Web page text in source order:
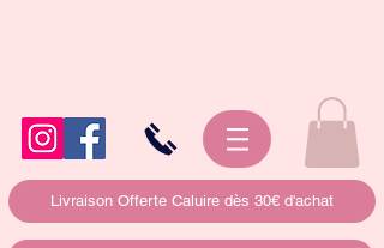
Livraison Offerte Caluire dès 30€ d'achat